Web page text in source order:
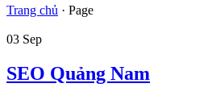
Trang chủ · Page
03 Sep
SEO Quảng Nam